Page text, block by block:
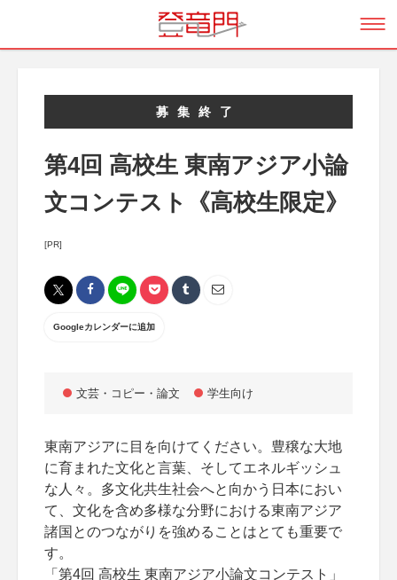
募集終了
第4回 高校生 東南アジア小論
文コンテスト《高校生限定》
[PR]
Googleカレンダーに追加
文芸・コピー・論文 学生向け
東南アジアに目を向けてください。豊穣な大地
に育まれた文化と言葉、そしてエネルギッシュ
な人々。多文化共生社会へと向かう日本におい
て、文化を含め多様な分野における東南アジア
諸国とのつながりを強めることはとても重要で
す。
「第4回 高校生 東南アジア小論文コンテスト」